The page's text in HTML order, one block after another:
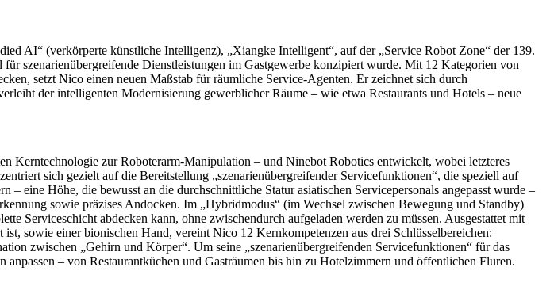
AI“ (verkörperte künstliche Intelligenz), „Xiangke Intelligent“, auf der „Service Robot Zone“ der 139.
szenarienübergreifende Dienstleistungen im Gastgewerbe konzipiert wurde. Mit 12 Kategorien von
setzt Nico einen neuen Maßstab für räumliche Service-Agenten. Er zeichnet sich durch
der intelligenten Modernisierung gewerblicher Räume – wie etwa Restaurants und Hotels – neue
Kerntechnologie zur Roboterarm-Manipulation – und Ninebot Robotics entwickelt, wobei letzteres
sich gezielt auf die Bereitstellung „szenarienübergreifender Servicefunktionen“, die speziell auf
eine Höhe, die bewusst an die durchschnittliche Statur asiatischen Servicepersonals angepasst wurde –
sowie präzises Andocken. Im „Hybridmodus“ (im Wechsel zwischen Bewegung und Standby)
Serviceschicht abdecken kann, ohne zwischendurch aufgeladen werden zu müssen. Ausgestattet mit
sowie einer bionischen Hand, vereint Nico 12 Kernkompetenzen aus drei Schlüsselbereichen:
zwischen „Gehirn und Körper“. Um seine „szenarienübergreifenden Servicefunktionen“ für das
– von Restaurantküchen und Gasträumen bis hin zu Hotelzimmern und öffentlichen Fluren.